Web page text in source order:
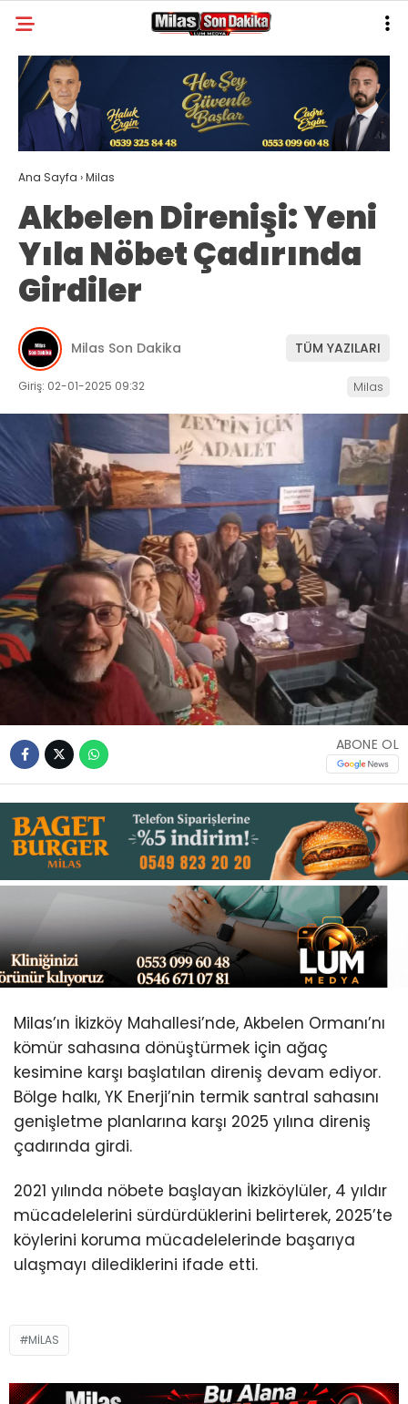
WhatsApp
İhbar Hattı
Facebook
Instagram
Youtube
31.6
GALERİ YAZARLAR
MILAS
MUĞLA’DAN
ASAYIŞ
GÜNDEM
EKONOMI
SPOR
VEFAT
İLETIŞIM
KÜNYE
Ana Sayfa ›Milas
Akbelen Direnişi: Yeni
Yıla Nöbet Çadırında
Girdiler
Milas Son Dakika TÜM YAZILARI
Giriş: 02-01-2025 09:32 Milas
ABONE OL
Milas’ın İkizköy Mahallesi’nde, Akbelen Ormanı’nı
kömür sahasına dönüştürmek için ağaç
kesimine karşı başlatılan direniş devam ediyor.
Bölge halkı, YK Enerji’nin termik santral sahasını
genişletme planlarına karşı 2025 yılına direniş
çadırında girdi.
2021 yılında nöbete başlayan İkizköylüler, 4 yıldır
mücadelelerini sürdürdüklerini belirterek, 2025’te
köylerini koruma mücadelelerinde başarıya
ulaşmayı dilediklerini ifade etti.
MILAS